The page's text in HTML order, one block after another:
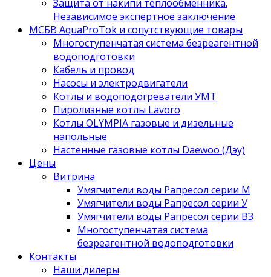
Защита от накипи теплообменника.
Независимое экспертное заключение
МСБВ AquaProTok и сопутствующие товары
Многоступенчатая система безреагентной
водоподготовки
Кабель и провод
Насосы и электродвигатели
Котлы и водоподогреватели УМТ
Пиролизные котлы Lavoro
Котлы OLYMPIA газовые и дизельные
напольные
Настенные газовые котлы Daewoo (Дэу)
Цены
Витрина
Умягчители воды Рапресол серии М
Умягчители воды Рапресол серии У
Умягчители воды Рапресол серии ВЗ
Многоступенчатая система
безреагентной водоподготовки
Контакты
Наши дилеры